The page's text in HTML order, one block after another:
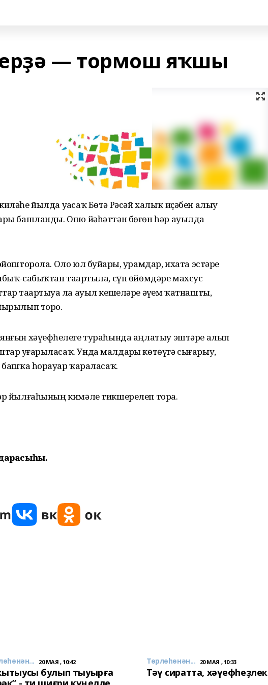
— тормош яҡшы
йылда уҙасаҡ Бөтә Рәсәй халыҡ иҫәбен алыу
башланды. Ошо йәһәттән бөгөн һәр ауылда
Оло юл буйҙары, урамдар, ихата эстәре
сабыҡтан таҙартыла, сүп өйөмдәре махсус
таҙартыуҙа ла ауыл кешеләре әүҙем ҡатнашты,
торҙо.
хәүефһеҙлеге тураһында аңлатыу эштәре алып
уҙғарыласаҡ. Унда малдарҙы көтөүгә сығарыу,
һорауҙар ҡараласаҡ.
йылғаһының кимәле тикшерелеп тора.
20 МАЯ , 10:42
булып тыуырға
Төрлөһөнән... 20 МАЯ , 10:33
Тәү сиратта, хәүефһеҙлек